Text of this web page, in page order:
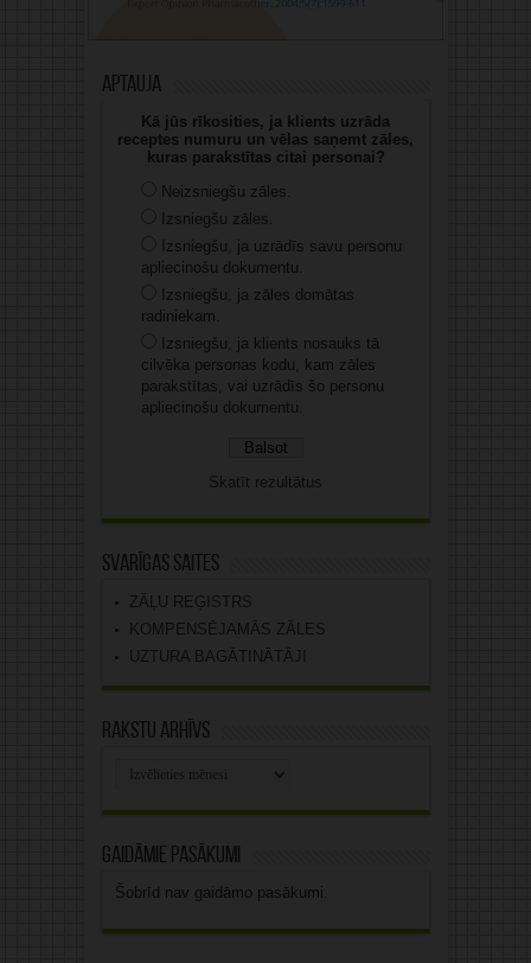
Aptauja
Kā jūs rīkosities, ja klients uzrāda
receptes numuru un vēlas saņemt zāles,
kuras parakstītas citai personai?
Neizsniegšu zāles.
Izsniegšu zāles.
Izsniegšu, ja uzrādīs savu personu
apliecinošu dokumentu.
Izsniegšu, ja zāles domātas
radiniekam.
Izsniegšu, ja klients nosauks tā
cilvēka personas kodu, kam zāles
parakstītas, vai uzrādīs šo personu
apliecinošu dokumentu.
Skatīt rezultātus
Svarīgas saites
ZĀĻU REĢISTRS
KOMPENSĒJAMĀS ZĀLES
UZTURA BAGĀTINĀTĀJI
Rakstu arhīvs
Gaidāmie pasākumi
Šobrīd nav gaidāmo pasākumi.